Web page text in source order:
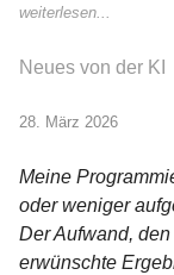
weiterlesen...
Neues von der KI
28. März 2026
Meine
oder weniger
Der Aufwand,
erwünschte